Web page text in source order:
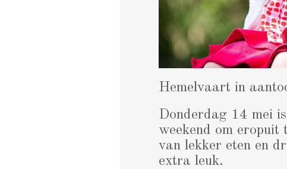
Hemelvaart in
Donderdag 14 mei
weekend om eropuit
van lekker eten en
extra leuk.